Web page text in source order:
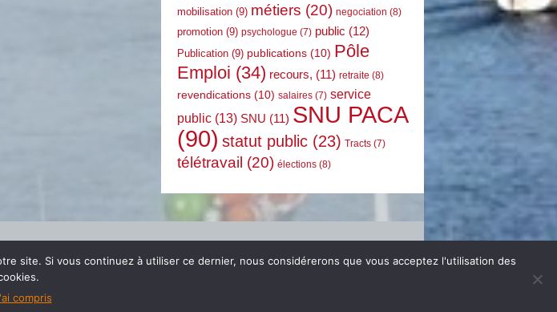
mobilisation (9) métiers (20) negociation (8)
promotion (9) psychologue (7) public (12)
Publication (9) publications (10) Pôle
Emploi (34) recours, (11) retraite (8)
revendications (10) salaires (7) service
public (13) SNU (11) SNU PACA
(90) statut public (23) Tracts (7)
télétravail (20) élections (8)
PACA |mentions légales
site. Si vous continuez à utiliser ce dernier, nous considérerons que vous acceptez l'utilisation des
compris